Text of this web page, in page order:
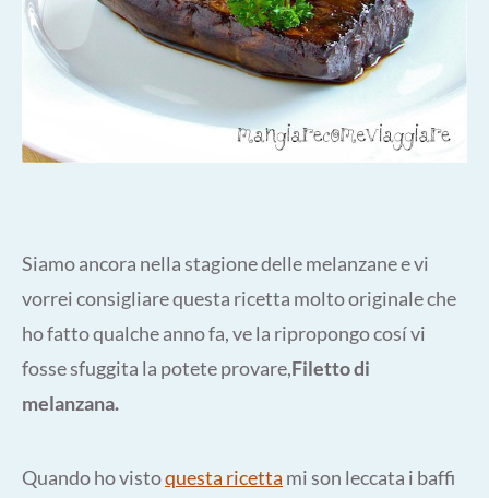
Siamo ancora nella stagione delle melanzane e vi
vorrei consigliare questa ricetta molto originale che
ho fatto qualche anno fa, ve la ripropongo cosí vi
fosse sfuggita la potete provare,Filetto di
melanzana.
Quando ho vistoquesta ricetta mi son leccata i baffi